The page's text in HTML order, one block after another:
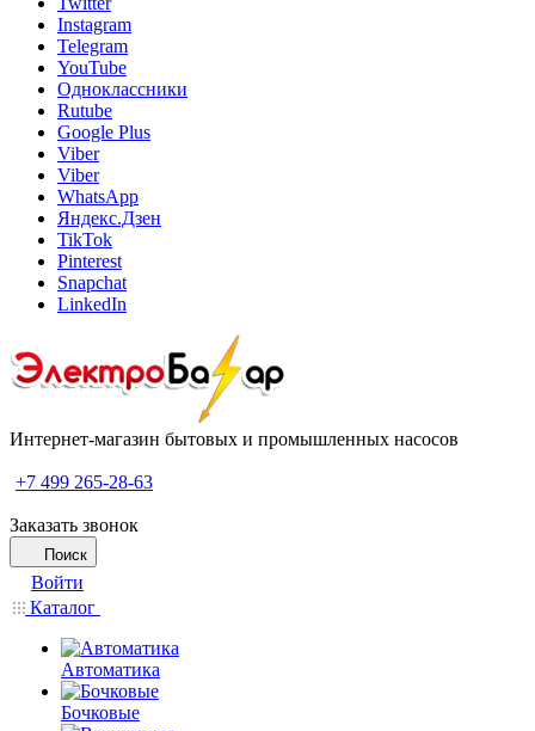
Instagram
Telegram
YouTube
Одноклассники
Rutube
Google Plus
Viber
Viber
WhatsApp
Яндекс.Дзен
TikTok
Pinterest
Snapchat
LinkedIn
Интернет-магазин бытовых и промышленных насосов
+7 499 265-28-63
Заказать звонок
Поиск
Войти
Каталог
Автоматика
Бочковые